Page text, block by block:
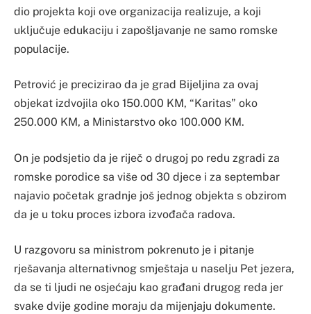
dio projekta koji ove organizacija realizuje, a koji
uključuje edukaciju i zapošljavanje ne samo romske
populacije.
Petrović je precizirao da je grad Bijeljina za ovaj
objekat izdvojila oko 150.000 KM, “Karitas” oko
250.000 KM, a Ministarstvo oko 100.000 KM.
On je podsjetio da je riječ o drugoj po redu zgradi za
romske porodice sa više od 30 djece i za septembar
najavio početak gradnje još jednog objekta s obzirom
da je u toku proces izbora izvođača radova.
U razgovoru sa ministrom pokrenuto je i pitanje
rješavanja alternativnog smještaja u naselju Pet jezera,
da se ti ljudi ne osjećaju kao građani drugog reda jer
svake dvije godine moraju da mijenjaju dokumente.